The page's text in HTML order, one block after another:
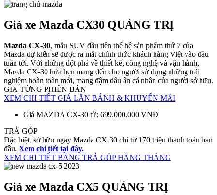
Giá xe Mazda CX30 QUẢNG TRỊ
Mazda CX-30, mẫu SUV đầu tiên thế hệ sản phẩm thứ 7 của
Mazda dự kiến sẽ được ra mắt chính thức khách hàng Việt vào đầu
tuần tới. Với những đột phá về thiết kế, công nghệ và vận hành,
Mazda CX-30 hứa hẹn mang đến cho người sử dụng những trải
nghiệm hoàn toàn mới, mang đậm dấu ấn cá nhân của người sở hữu.
GIÁ TỪNG PHIÊN BẢN
XEM CHI TIẾT GIÁ LĂN BÁNH & KHUYẾN MÃI
Giá MAZDA CX-30 từ: 699.000.000 VNĐ
TRẢ GÓP
Đặc biệt, sở hữu ngay Mazda CX-30 chỉ từ 170 triệu thanh toán ban
đầu. Xem chi tiết tại đây.
XEM CHI TIẾT BẢNG TRẢ GÓP HÀNG THÁNG
Giá xe Mazda CX5 QUẢNG TRỊ